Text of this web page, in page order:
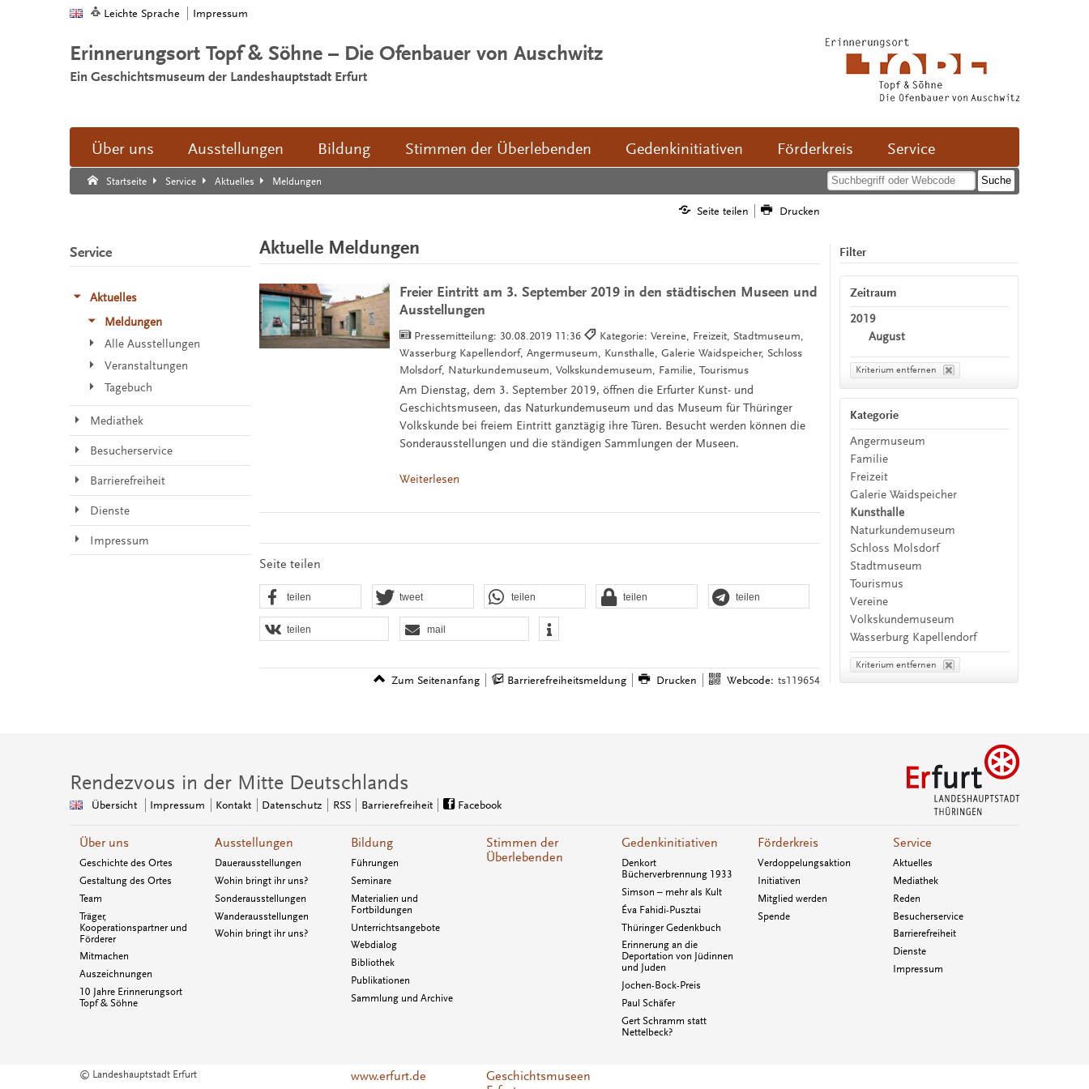
Leichte Sprache Impressum
Erinnerungsort Topf & Söhne – Die Ofenbauer von Auschwitz
Ein Geschichtsmuseum der Landeshauptstadt Erfurt
Über uns Ausstellungen Bildung Stimmen der Überlebenden Gedenkinitiativen Förderkreis Service
Startseite Service Aktuelles Meldungen
Suche:
Suche Ende.
Seite teilen Drucken
Aktuelle Meldungen
Freier Eintritt am 3. September 2019 in den städtischen Museen und
Ausstellungen
Pressemitteilung: 30.08.2019 11:36
Kategorie: Vereine, Freizeit, Stadtmuseum,
Wasserburg Kapellendorf, Angermuseum, Kunsthalle, Galerie Waidspeicher, Schloss
Molsdorf, Naturkundemuseum, Volkskundemuseum, Familie, Tourismus
Am Dienstag, dem 3. September 2019, öffnen die Erfurter Kunst- und
Geschichtsmuseen, das Naturkundemuseum und das Museum für Thüringer
Volkskunde bei freiem Eintritt ganztägig ihre Türen. Besucht werden können die
Sonderausstellungen und die ständigen Sammlungen der Museen.
Weiterlesen
Seite teilen
teilen tweet teilen teilen teilen
teilen mail
Zum Seitenanfang Barrierefreiheitsmeldung Drucken Webcode: ts119654
Filter
Zeitraum
2019
August
Kriterium entfernen
Kategorie
Angermuseum
Familie
Freizeit
Galerie Waidspeicher
Kunsthalle
Naturkundemuseum
Schloss Molsdorf
Stadtmuseum
Tourismus
Vereine
Volkskundemuseum
Wasserburg Kapellendorf
Kriterium entfernen
Service
Aktuelles
Meldungen
Alle Ausstellungen
Veranstaltungen
Tagebuch
Mediathek
Besucherservice
Barrierefreiheit
Dienste
Impressum
Rendezvous in der Mitte Deutschlands
Übersicht Impressum Kontakt Datenschutz RSS Barrierefreiheit Facebook
Über uns
Geschichte des Ortes
Gestaltung des Ortes
Team
Träger,
Kooperationspartner und
Förderer
Mitmachen
Auszeichnungen
10 Jahre Erinnerungsort
Topf & Söhne
Ausstellungen
Dauerausstellungen
Wohin bringt ihr uns?
Sonderausstellungen
Wanderausstellungen
Wohin bringt ihr uns?
Bildung
Führungen
Seminare
Materialien und
Fortbildungen
Unterrichtsangebote
Webdialog
Bibliothek
Publikationen
Sammlung und Archive
Stimmen der
Überlebenden
Gedenkinitiativen
Denkort
Bücherverbrennung 1933
Simson – mehr als Kult
Éva Fahidi-Pusztai
Thüringer Gedenkbuch
Erinnerung an die
Deportation von Jüdinnen
und Juden
Jochen-Bock-Preis
Paul Schäfer
Gert Schramm statt
Nettelbeck?
Förderkreis
Verdoppelungsaktion
Initiativen
Mitglied werden
Spende
Service
Aktuelles
Mediathek
Reden
Besucherservice
Barrierefreiheit
Dienste
Impressum
© Landeshauptstadt Erfurt www.erfurt.de
Geschichtsmuseen